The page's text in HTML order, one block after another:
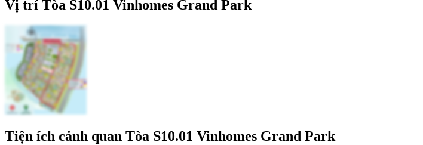
Vị trí Tòa S10.01 Vinhomes Grand Park
Tiện ích cảnh quan Tòa S10.01 Vinhomes Grand Park